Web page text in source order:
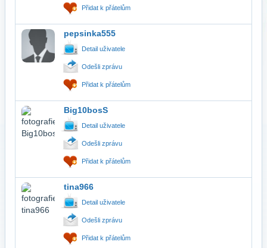
Přidat k přátelům
pepsinka555
Detail uživatele
Odešli zprávu
Přidat k přátelům
Big10bosS
Detail uživatele
Odešli zprávu
Přidat k přátelům
tina966
Detail uživatele
Odešli zprávu
Přidat k přátelům